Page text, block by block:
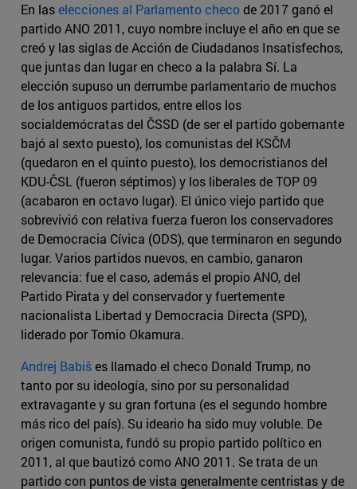
En laselecciones al Parlamento checode 2017 ganó el
partido ANO 2011, cuyo nombre incluye el año en que se
creó y las siglas de Acción de Ciudadanos Insatisfechos,
que juntas dan lugar en checo a la palabra Sí. La
elección supuso un derrumbe parlamentario de muchos
de los antiguos partidos, entre ellos los
socialdemócratas del ČSSD (de ser el partido gobernante
bajó al sexto puesto), los comunistas del KSČM
(quedaron en el quinto puesto), los democristianos del
KDU-ČSL (fueron séptimos) y los liberales de TOP 09
(acabaron en octavo lugar). El único viejo partido que
sobrevivió con relativa fuerza fueron los conservadores
de Democracia Cívica (ODS), que terminaron en segundo
lugar. Varios partidos nuevos, en cambio, ganaron
relevancia: fue el caso, además el propio ANO, del
Partido Pirata y del conservador y fuertemente
nacionalista Libertad y Democracia Directa (SPD),
liderado por Tomio Okamura.
Andrej Babišes llamado el checo Donald Trump, no
tanto por su ideología, sino por su personalidad
extravagante y su gran fortuna (es el segundo hombre
más rico del país). Su ideario ha sido muy voluble. De
origen comunista, fundó su propio partido político en
2011, al que bautizó como ANO 2011. Se trata de un
partido con puntos de vista generalmente centristas y de